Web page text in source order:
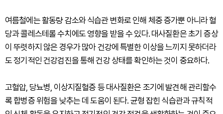
여름철에는 활동량 감소와 식습관 변화로 인해 체중 증가뿐 아니라 혈
당과 콜레스테롤 수치에도 영향을 받을 수 있다. 대사질환은 초기 증상
이 뚜렷하지 않은 경우가 많아 건강에 특별한 이상을 느끼지 못하더라
도 정기적인 건강검진을 통해 건강 상태를 확인하는 것이 중요하다.
고혈압, 당뇨병, 이상지질혈증 등 대사질환은 조기에 발견해 관리할수
록 합병증 위험을 낮추는 데 도움이 된다. 균형 잡힌 식습관과 규칙적